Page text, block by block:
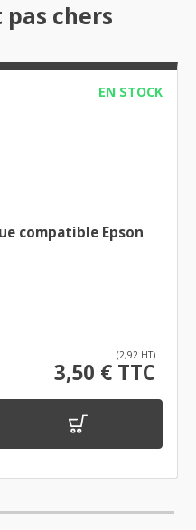
chers
EN STOCK
compatible Epson
(2,92 HT)
3,50 € TTC